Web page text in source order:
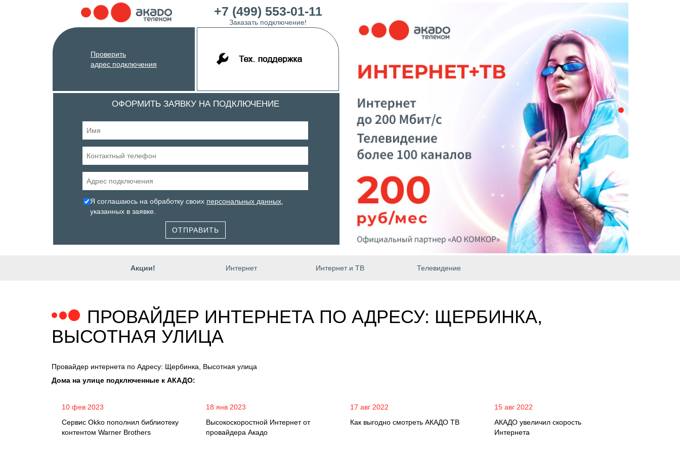
+7 (499) 553-01-11
Заказать подключение!
Проверить
адрес подключения
ОФОРМИТЬ ЗАЯВКУ НА ПОДКЛЮЧЕНИЕ
Я соглашаюсь на обработку своих персональных данных
указанных в заявке.
ОТПРАВИТЬ
Акции! Интернет Интернет и ТВ Телевидение
ПРОВАЙДЕР ИНТЕРНЕТА ПО АДРЕСУ: ЩЕРБИНКА,
ВЫСОТНАЯ УЛИЦА
Провайдер интернета по Адресу: Щербинка, Высотная улица
Дома на улице подключенные к АКАДО:
10 фев 2023
Сервис Okko пополнил библиотеку
контентом Warner Brothers
18 янв 2023
Высокоскоростной Интернет от
провайдера Акадо
17 авг 2022
Как выгодно смотреть АКАДО ТВ
15 авг 2022
АКАДО увеличил скорость
Интернета